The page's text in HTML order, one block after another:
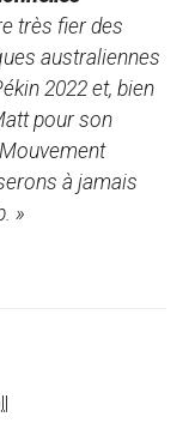
très fier des
australiennes
2022 et, bien
pour son
à jamais
»